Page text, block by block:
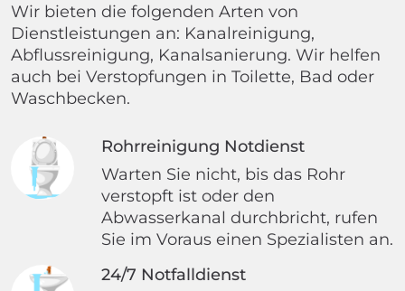
Wir bieten die folgenden Arten von
Dienstleistungen an: Kanalreinigung,
Abflussreinigung, Kanalsanierung. Wir helfen
auch bei Verstopfungen in Toilette, Bad oder
Waschbecken.
Rohrreinigung Notdienst
Warten Sie nicht, bis das Rohr
verstopft ist oder den
Abwasserkanal durchbricht, rufen
Sie im Voraus einen Spezialisten an.
24/7 Notfalldienst